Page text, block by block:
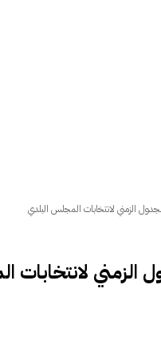
الزمني لانتخابات المجلس البلدي
الزمني لانتخابات